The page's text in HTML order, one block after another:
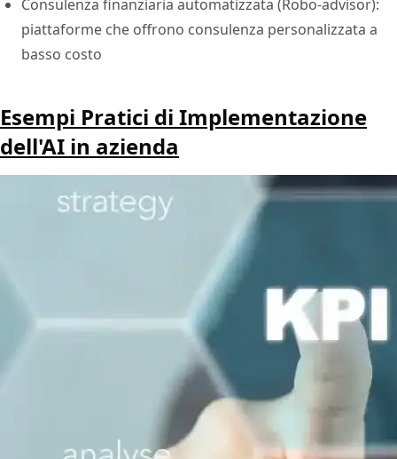
Consulenza finanziaria automatizzata (Robo-advisor):
piattaforme che offrono consulenza personalizzata a
basso costo
Esempi Pratici di Implementazione
dell'AI in azienda